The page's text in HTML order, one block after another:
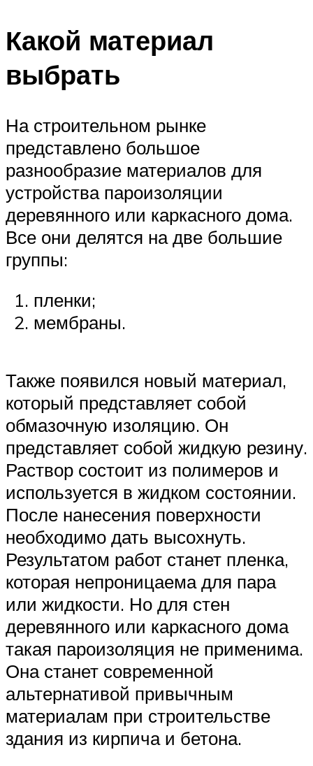
Какой материал
выбрать
На строительном рынке
представлено большое
разнообразие материалов для
устройства пароизоляции
деревянного или каркасного дома.
Все они делятся на две большие
группы:
пленки;
мембраны.
Также появился новый материал,
который представляет собой
обмазочную изоляцию. Он
представляет собой жидкую резину.
Раствор состоит из полимеров и
используется в жидком состоянии.
После нанесения поверхности
необходимо дать высохнуть.
Результатом работ станет пленка,
которая непроницаема для пара
или жидкости. Но для стен
деревянного или каркасного дома
такая пароизоляция не применима.
Она станет современной
альтернативой привычным
материалам при строительстве
здания из кирпича и бетона.